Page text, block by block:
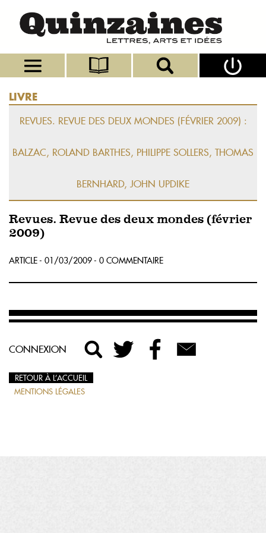
LIVRE
REVUES. REVUE DES DEUX MONDES (FÉVRIER 2009) :
BALZAC, ROLAND BARTHES, PHILIPPE SOLLERS, THOMAS
BERNHARD, JOHN UPDIKE
Revues. Revue des deux mondes (février
2009)
ARTICLE - 01/03/2009 - 0 COMMENTAIRE
CONNEXION
RETOUR À L’ACCUEIL
MENTIONS LÉGALES